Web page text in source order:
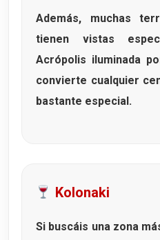
Además, muchas
tienen vistas
Acrópolis iluminada
convierte cualquier
bastante especial.
Kolonaki
Si buscáis una zona